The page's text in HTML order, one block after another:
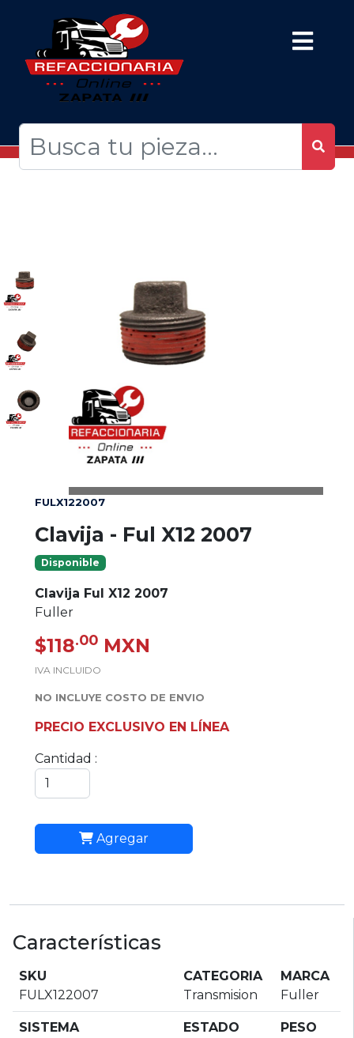
FULX122007
Clavija - Ful X12 2007
Disponible
Clavija Ful X12 2007
Fuller
$118.00 MXN
IVA INCLUIDO
NO INCLUYE COSTO DE ENVIO
PRECIO EXCLUSIVO EN LÍNEA
Cantidad :
Agregar
Características
SKU
FULX122007
CATEGORIA
Transmision
MARCA
Fuller
SISTEMA
ESTADO
PESO